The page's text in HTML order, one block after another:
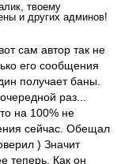
твоему
и других админов!
сам автор так не
его сообщения
получает баны.
раз...
на 100% не
сейчас. Обещал
) Значит
теперь. Как он